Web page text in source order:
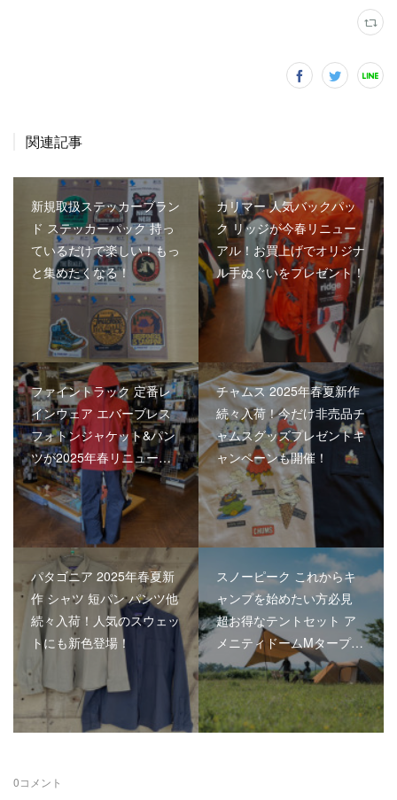
関連記事
新規取扱ステッカーブラン
ド ステッカーパック 持っ
ているだけで楽しい！もっ
と集めたくなる！
カリマー 人気バックパッ
ク リッジが今春リニュー
アル！お買上げでオリジナ
ル手ぬぐいをプレゼント！
ファイントラック 定番レ
インウェア エバーブレス
フォトンジャケット&パン
ツが2025年春リニュー…
チャムス 2025年春夏新作
続々入荷！今だけ非売品チ
ャムスグッズプレゼントキ
ャンペーンも開催！
パタゴニア 2025年春夏新
作 シャツ 短パン パンツ他
続々入荷！人気のスウェッ
トにも新色登場！
スノーピーク これからキ
ャンプを始めたい方必見
超お得なテントセット ア
メニティドームMタープ…
0コメント